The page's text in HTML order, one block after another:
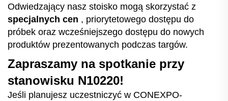
Odwiedzający nasz stoisko mogą skorzystać z
specjalnych cen , priorytetowego dostępu do
próbek oraz wcześniejszego dostępu do nowych
produktów prezentowanych podczas targów.
Zapraszamy na spotkanie przy
stanowisku N10220!
Jeśli planujesz uczestniczyć w CONEXPO-